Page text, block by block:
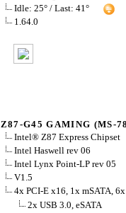
Idle: 25° / Last: 41°
1.64.0
Z87-G45 GAMING (MS-
Intel® Z87 Express Chipset
Intel Haswell rev 06
Intel Lynx Point-LP rev 05
V1.5
4x PCI-E x16, 1x mSATA,
2x USB 3.0, eSATA